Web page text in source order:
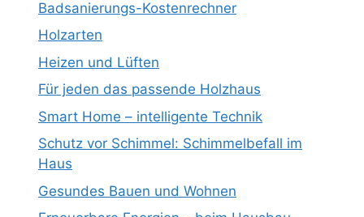
Badsanierungs-Kostenrechner
Holzarten
Heizen und Lüften
Für jeden das passende Holzhaus
Smart Home – intelligente Technik
Schutz vor Schimmel: Schimmelbefall im
Haus
Gesundes Bauen und Wohnen